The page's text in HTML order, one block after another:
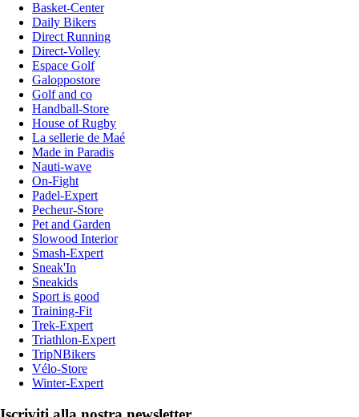
Basket-Center
Daily Bikers
Direct Running
Direct-Volley
Espace Golf
Galoppostore
Golf and co
Handball-Store
House of Rugby
La sellerie de Maé
Made in Paradis
Nauti-wave
On-Fight
Padel-Expert
Pecheur-Store
Pet and Garden
Slowood Interior
Smash-Expert
Sneak'In
Sneakids
Sport is good
Training-Fit
Trek-Expert
Triathlon-Expert
TripNBikers
Vélo-Store
Winter-Expert